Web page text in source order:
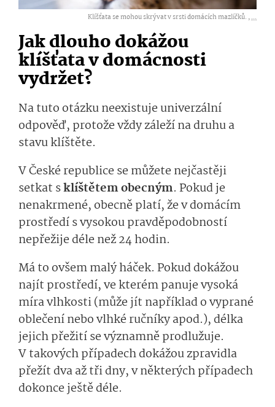
Klíšťata se mohou skrývat v srsti domácích mazlíčků. ,...
Jak dlouho dokážou
klíšťata v domácnosti
vydržet?
Na tuto otázku neexistuje univerzální
odpověď, protože vždy záleží na druhu a
stavu klíštěte.
V České republice se můžete nejčastěji
setkat sklíštětem obecným. Pokud je
nenakrmené, obecně platí, že v domácím
prostředí s vysokou pravděpodobností
nepřežije déle než 24 hodin.
Má to ovšem malý háček. Pokud dokážou
najít prostředí, ve kterém panuje vysoká
míra vlhkosti (může jít například o vyprané
oblečení nebo vlhké ručníky apod.), délka
jejich přežití se významně prodlužuje.
V takových případech dokážou zpravidla
přežít dva až tři dny, v některých případech
dokonce ještě déle.